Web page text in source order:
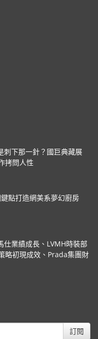
刺下那一針？國巨典藏展
拷問人性
點打造網美系夢幻廚房
仕業績成長、LVMH時裝部
略初現成效、Prada集團財
訂閱